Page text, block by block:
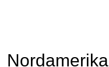
Nordamerika